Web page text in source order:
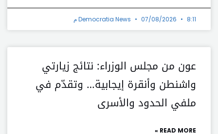
Democratia News 07/08/2026 8:11 م
عون من مجلس الوزراء: نتائج زيارتي
واشنطن وأنقرة إيجابية… وتقدّم في
ملفي الحدود والأسرى
READ MORE »